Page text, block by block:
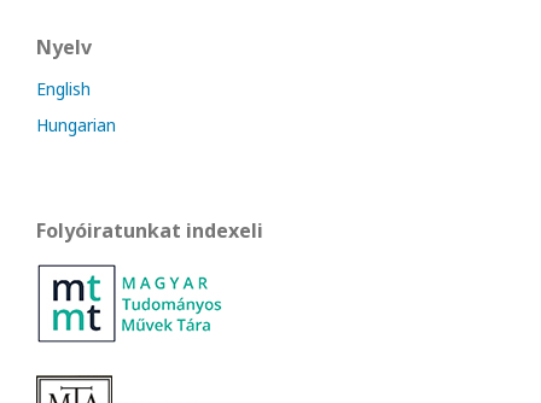
Nyelv
English
Hungarian
Folyóiratunkat indexeli